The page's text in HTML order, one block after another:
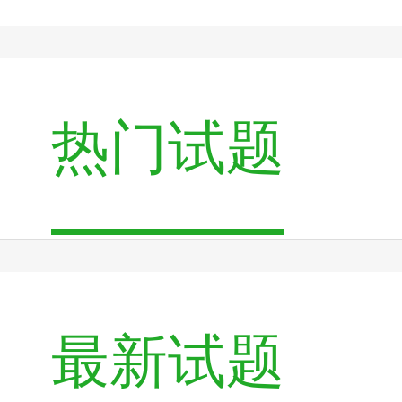
热门试题
最新试题